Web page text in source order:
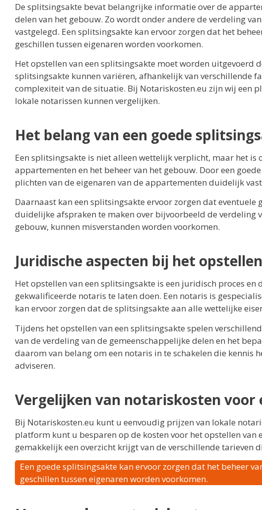
De splitsingsakte bevat belangrijke informatie over de
delen van het gebouw. Zo wordt onder andere de verdeling
vastgelegd. Een splitsingsakte kan ervoor zorgen dat het
geschillen tussen eigenaren worden voorkomen.
Het opstellen van een splitsingsakte moet worden uitgevoerd
splitsingsakte kunnen variëren, afhankelijk van verschillende
complexiteit van de situatie. Bij Notariskosten.eu zijn wij een
lokale notarissen kunnen vergelijken.
Het belang van een goede
Een splitsingsakte is niet alleen wettelijk verplicht, maar het is
appartementen en het beheer van het gebouw. Door een
plichten van de eigenaren van de appartementen duidelijk
Daarnaast kan een splitsingsakte ervoor zorgen dat
duidelijke afspraken te maken over bijvoorbeeld de verdeling
gebouw, kunnen misverstanden worden voorkomen.
Juridische aspecten bij het
Het opstellen van een splitsingsakte is een juridisch proces
gekwalificeerde notaris te laten doen. Een notaris is
kan ervoor zorgen dat de splitsingsakte aan alle wettelijke
Tijdens het opstellen van een splitsingsakte spelen
van de verdeling van de gemeenschappelijke delen en het
daarom van belang om een notaris in te schakelen die kennis
adviseren.
Vergelijken van notariskosten voor
Bij Notariskosten.eu kunt u eenvoudig prijzen van lokale
platform kunt u besparen op de kosten voor het opstellen van
gemakkelijk een overzicht krijgt van de verschillende tarieven
Een goede splitsingsakte kan ervoor zorgen dat het beheer
geschillen tussen eigenaren worden voorkomen.